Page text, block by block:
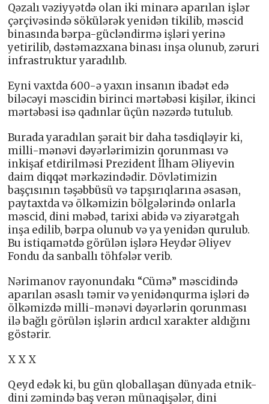
Qəzalı vəziyyətdə olan iki minarə aparılan işlər
çərçivəsində sökülərək yenidən tikilib, məscid
binasında bərpa-gücləndirmə işləri yerinə
yetirilib, dəstəmazxana binası inşa olunub, zəruri
infrastruktur yaradılıb.
Eyni vaxtda 600-ə yaxın insanın ibadət edə
biləcəyi məscidin birinci mərtəbəsi kişilər, ikinci
mərtəbəsi isə qadınlar üçün nəzərdə tutulub.
Burada yaradılan şərait bir daha təsdiqləyir ki,
milli-mənəvi dəyərlərimizin qorunması və
inkişaf etdirilməsi Prezident İlham Əliyevin
daim diqqət mərkəzindədir. Dövlətimizin
başçısının təşəbbüsü və tapşırıqlarına əsasən,
paytaxtda və ölkəmizin bölgələrində onlarla
məscid, dini məbəd, tarixi abidə və ziyarətgah
inşa edilib, bərpa olunub və ya yenidən qurulub.
Bu istiqamətdə görülən işlərə Heydər Əliyev
Fondu da sanballı töhfələr verib.
Nərimanov rayonundakı “Cümə” məscidində
aparılan əsaslı təmir və yenidənqurma işləri də
ölkəmizdə milli-mənəvi dəyərlərin qorunması
ilə bağlı görülən işlərin ardıcıl xarakter aldığını
göstərir.
X X X
Qeyd edək ki, bu gün qloballaşan dünyada etnik-
dini zəmində baş verən münaqişələr, dini